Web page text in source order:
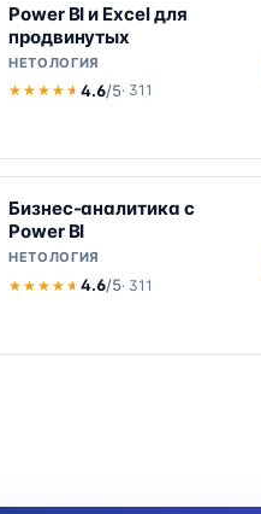
Power BI и Excel для
продвинутых
НЕТОЛОГИЯ
★★★★★
★★★★★ 4.6/5· 311
Бизнес-аналитика с
Power BI
НЕТОЛОГИЯ
★★★★★
★★★★★ 4.6/5· 311